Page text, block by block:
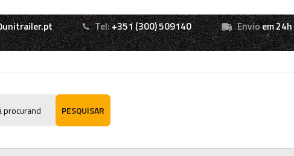
Tel:+351 (300) 509140 Envioem 24h
PESQUISAR